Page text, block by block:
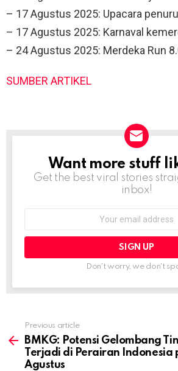
– 17 Agustus 2025: Upacara
– 17 Agustus 2025: Karnaval
– 24 Agustus 2025: Merdeka Run
SUMBER ARTIKEL
NEWSLETTER
Want more stuff
Get the best viral stories
inbox!
Don't worry, we don't
more
Previous article
BMKG: Potensi Gelombang
Terjadi di Perairan Indonesia
Agustus